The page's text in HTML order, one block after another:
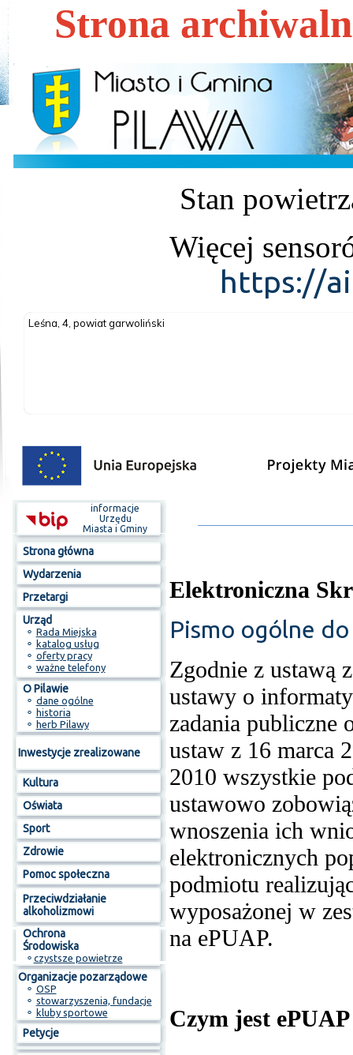
Strona
Stan
Więcej
https://
informacje
Urzędu
Miasta i Gminy
Strona główna
Wydarzenia
Przetargi
Urząd
⚬ Rada Miejska
⚬ katalog usług
⚬ oferty pracy
⚬ ważne telefony
O Pilawie
⚬ dane ogólne
⚬ historia
⚬ herb Pilawy
Inwestycje zrealizowane
Kultura
Oświata
Sport
Zdrowie
Pomoc społeczna
Przeciwdziałanie
alkoholizmowi
Ochrona
Środowiska
⚬ czystsze powietrze
Organizacje pozarządowe
⚬ OSP
⚬ stowarzyszenia, fundacje
⚬ kluby sportowe
Petycje
Elektroniczna
Pismo ogólne
Zgodnie z ustawą
ustawy o
zadania publiczne
ustaw z 16 marca
2010 wszystkie
ustawowo
wnoszenia ich
elektronicznych
podmiotu
wyposażonej w
na ePUAP.
Czym jest